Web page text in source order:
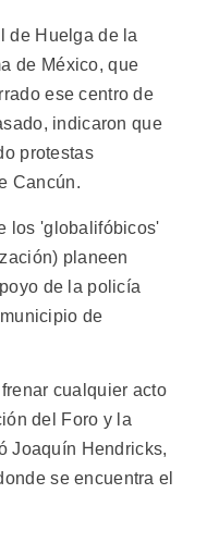
de Huelga de la
de México, que
ese centro de
indicaron que
protestas
Cancún.
los 'globalifóbicos'
planeen
de la policía
de
cualquier acto
del Foro y la
Joaquín Hendricks,
se encuentra el